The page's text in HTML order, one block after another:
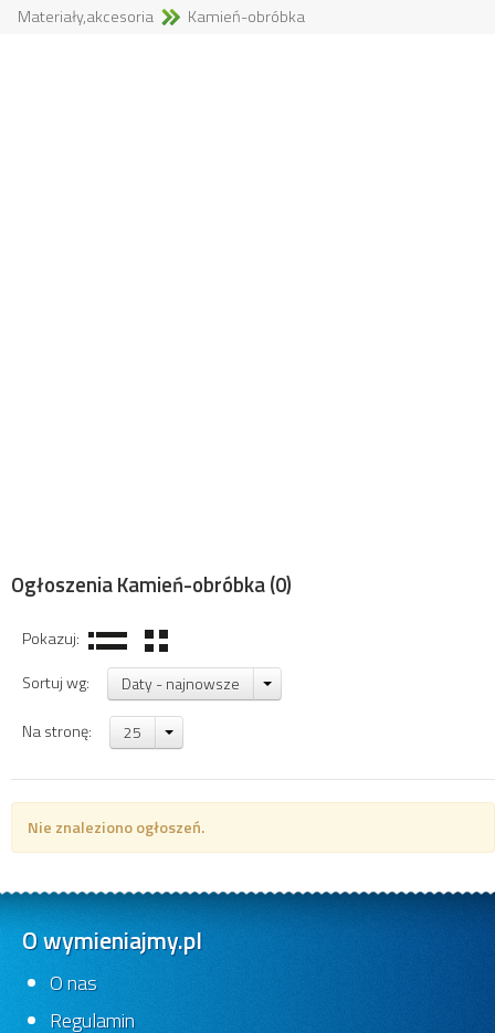
Materiały,akcesoria
Kamień-obróbka
Ogłoszenia Kamień-obróbka(0)
Pokazuj:
Sortuj wg:
Daty - najnowsze
Na stronę: 25
Nie znaleziono ogłoszeń.
O wymieniajmy.pl
O nas
Regulamin